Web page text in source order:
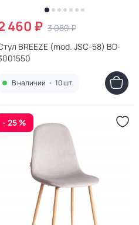
460 ₽ 3 080 ₽
BREEZE (mod. JSC-58) BD-
В наличии • 10 шт.
- 25 %